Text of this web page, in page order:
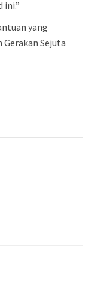
ini.”
yang
Sejuta